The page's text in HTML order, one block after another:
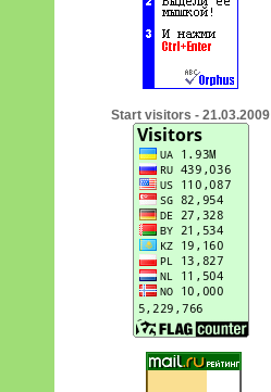
Start visitors - 21.03.2009